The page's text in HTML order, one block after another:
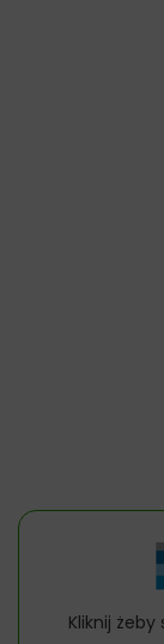
Kliknij